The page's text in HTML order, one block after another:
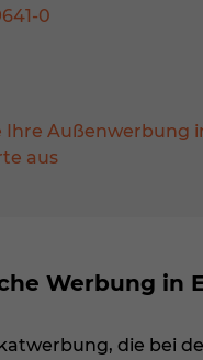
0
Ihre Außenwerbung
aus
Werbung in
die bei